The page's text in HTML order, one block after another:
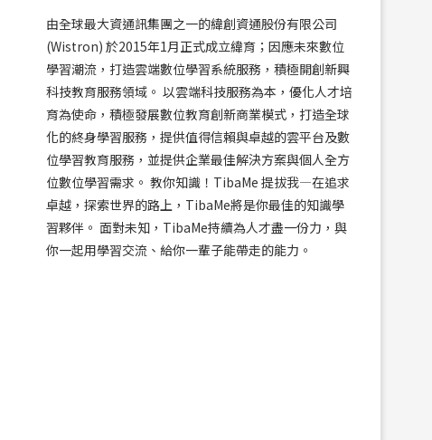
由全球最大資通訊集團之一的緯創資通股份有限公司
(Wistron) 於2015年1月正式成立緯育；因應未來數位
學習潮流，打造雲端數位學習系統服務，積極開創新興
科技教育服務領域。 以雲端科技服務為本，優化人才培
育為使命，積極發展數位教育創新商業模式，打造全球
化的終身學習服務，提供值得信賴與卓越的雲平台及數
位學習教育服務，並提供企業最佳解決方案與個人全方
位數位學習需求。 教你知識！TibaMe 提拔我—在追求
卓越，探索世界的路上，TibaMe將是你最佳的知識學
習夥伴。 面對未知，TibaMe持續為人才盡一份力，與
你一起用學習交流、給你一輩子能帶走的能力。